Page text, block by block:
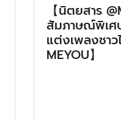
【นิตยสาร
สัมภาษณ์พิเศ
แต่งเพลงชาว
MEYOU】